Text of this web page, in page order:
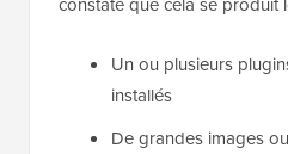
Un ou plusieurs
installés
De grandes images